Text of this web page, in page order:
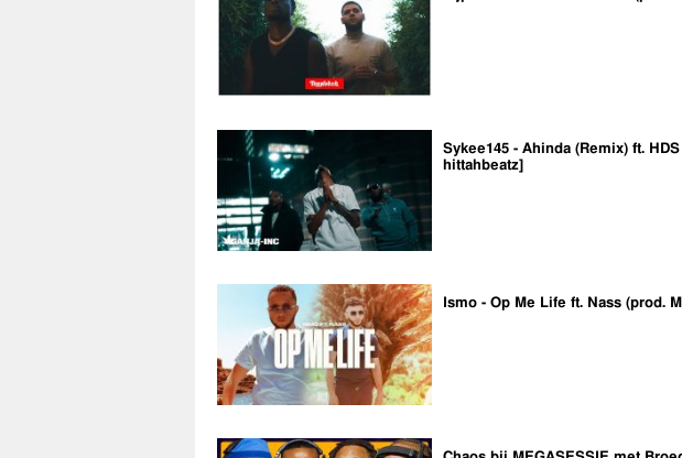
Sykee145 - Ahinda (Remix) ft.
hittahbeatz]
Ismo - Op Me Life ft. Nass (prod.